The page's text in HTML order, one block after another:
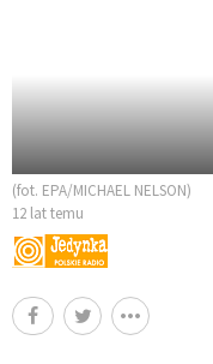
(fot. EPA/MICHAEL NELSON)
12 lat temu